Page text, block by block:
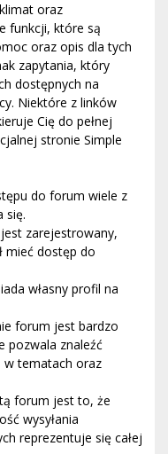
oraz
funkcji, które są
oraz opis dla tych
zapytania, który
dostępnych na
Niektóre z linków
Cię do pełnej
stronie Simple
do forum wiele z
się.
zarejestrowany,
mieć dostęp do
własny profil na
forum jest bardzo
pozwala znaleźć
tematach oraz
forum jest to, że
wysyłania
reprezentuje się całej